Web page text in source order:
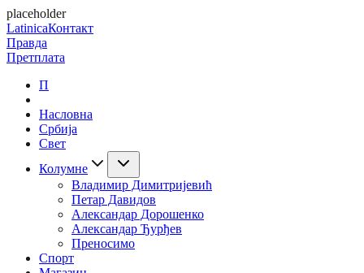
placeholder
LatinicaКонтакт
Правда
Претплата
П
Насловна
Србија
Свет
Колумне
Владимир Димитријевић
Петар Давидов
Александар Дорошенко
Александар Ђурђев
Преносимо
Спорт